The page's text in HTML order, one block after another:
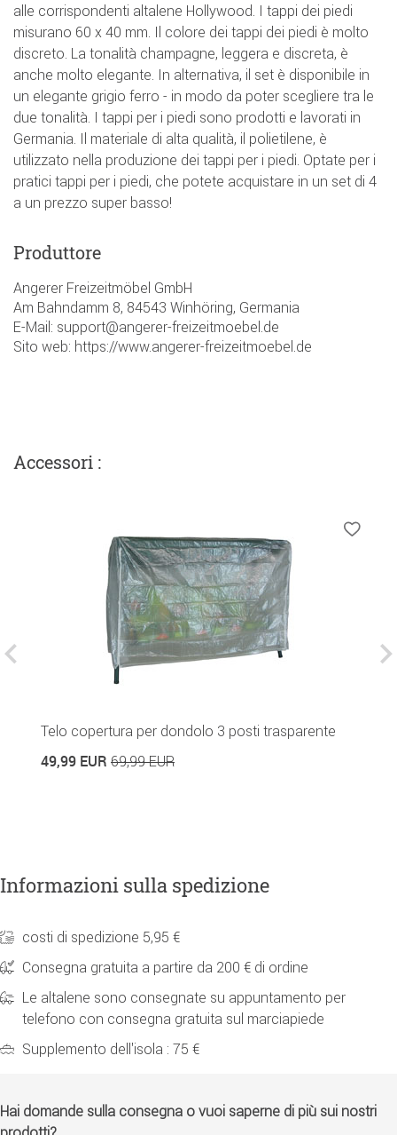
alle corrispondenti altalene Hollywood. I tappi dei piedi
misurano 60 x 40 mm. Il colore dei tappi dei piedi è molto
discreto. La tonalità champagne, leggera e discreta, è
anche molto elegante. In alternativa, il set è disponibile in
un elegante grigio ferro - in modo da poter scegliere tra le
due tonalità. I tappi per i piedi sono prodotti e lavorati in
Germania. Il materiale di alta qualità, il polietilene, è
utilizzato nella produzione dei tappi per i piedi. Optate per i
pratici tappi per i piedi, che potete acquistare in un set di 4
a un prezzo super basso!
Produttore
Angerer Freizeitmöbel GmbH
Am Bahndamm 8, 84543 Winhöring, Germania
E-Mail: support@angerer-freizeitmoebel.de
Sito web: https://www.angerer-freizeitmoebel.de
Accessori :
Telo copertura per dondolo 3 posti trasparente
49,99 EUR 69,99 EUR
Informazioni sulla spedizione
costi di spedizione 5,95 €
Consegna gratuita a partire da 200 € di ordine
Le altalene sono consegnate su appuntamento per
telefono con consegna gratuita sul marciapiede
Supplemento dell'isola : 75 €
Hai domande sulla consegna o vuoi saperne di più sui nostri